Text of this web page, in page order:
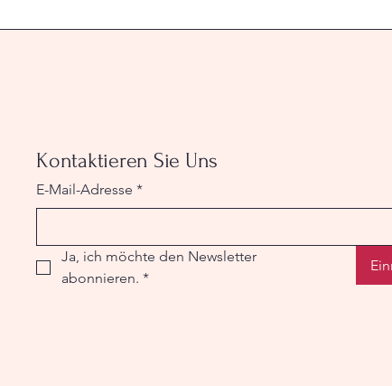
Kontaktieren Sie Uns
E-Mail-Adresse *
Ja, ich möchte den Newsletter
abonnieren. *